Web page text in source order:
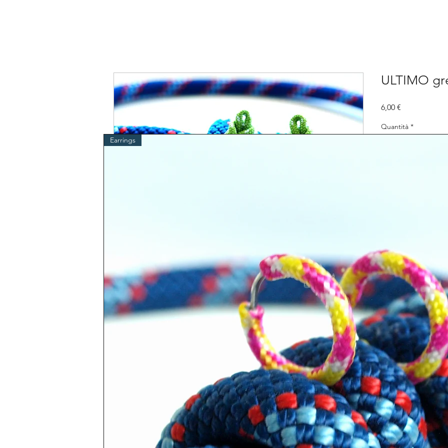
Orecchini semplici, nodo in cordino verde con inserti bianchi.
Perno in metallo con farfallina.
ULTIMO
6,00 €
Quantità *
Earrings